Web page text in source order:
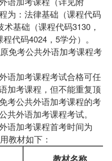
为：法律基础（课程代码
基础（课程代码3130，
代码4024，5学分）。
免考公共外语加考课程考
加考课程考试合格可任
加考课程，但不能重复顶
考公共外语加考课程的考
共外语加考课程考试。
加考课程首考时间为
教材如下：
教材名称